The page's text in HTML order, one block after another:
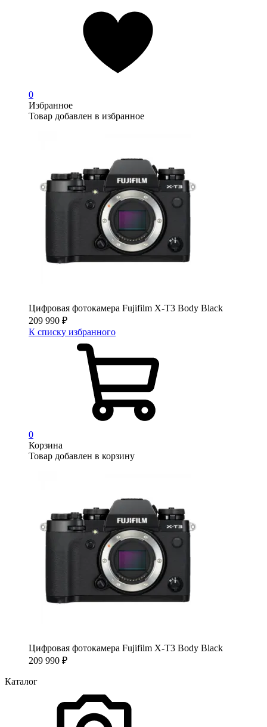
0
Избранное
Товар добавлен в избранное
Цифровая фотокамера Fujifilm X-T3 Body Black
209 990 ₽
К списку избранного
0
Корзина
Товар добавлен в корзину
Цифровая фотокамера Fujifilm X-T3 Body Black
209 990 ₽
Каталог